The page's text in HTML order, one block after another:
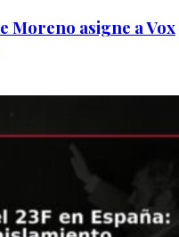
Moreno asigne a Vox